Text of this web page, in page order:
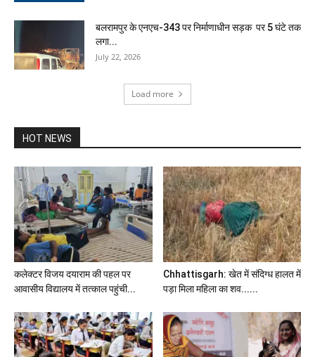
बलरामपुर के एनएच-343 पर निर्माणाधीन सड़क पर 5 घंटे तक
लगा...
July 22, 2026
Load more
HOT NEWS
कलेक्टर विजय दयाराम की पहल पर
आवासीय विद्यालय में तत्काल पहुंची...
Chhattisgarh: खेत में संदिग्ध हालत में
पड़ा मिला महिला का शव......